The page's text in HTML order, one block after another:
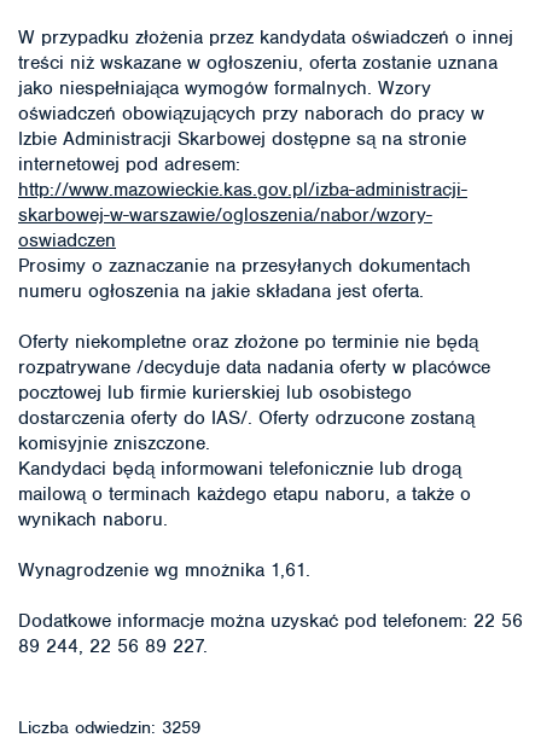
W przypadku złożenia przez kandydata oświadczeń o innej
treści niż wskazane w ogłoszeniu, oferta zostanie uznana
jako niespełniająca wymogów formalnych. Wzory
oświadczeń obowiązujących przy naborach do pracy w
Izbie Administracji Skarbowej dostępne są na stronie
internetowej pod adresem:
http://www.mazowieckie.kas.gov.pl/izba-administracji-
skarbowej-w-warszawie/ogloszenia/nabor/wzory-
oswiadczen
Prosimy o zaznaczanie na przesyłanych dokumentach
numeru ogłoszenia na jakie składana jest oferta.
Oferty niekompletne oraz złożone po terminie nie będą
rozpatrywane /decyduje data nadania oferty w placówce
pocztowej lub firmie kurierskiej lub osobistego
dostarczenia oferty do IAS/. Oferty odrzucone zostaną
komisyjnie zniszczone.
Kandydaci będą informowani telefonicznie lub drogą
mailową o terminach każdego etapu naboru, a także o
wynikach naboru.
Wynagrodzenie wg mnożnika 1,61.
Dodatkowe informacje można uzyskać pod telefonem: 22 56
89 244, 22 56 89 227.
Liczba odwiedzin: 3259